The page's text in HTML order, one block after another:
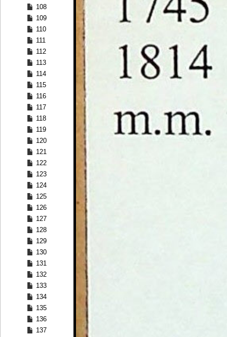
108
109
110
111
112
113
114
115
116
117
118
119
120
121
122
123
124
125
126
127
128
129
130
131
132
133
134
135
136
137